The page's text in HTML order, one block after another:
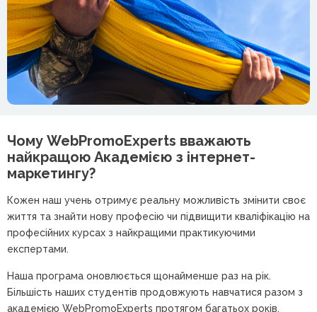
Чому WebPromoExperts вважають
найкращою Академією з інтернет-
маркетингу?
Кожен наш учень отримує реальну можливість змінити своє
життя та знайти нову професію чи підвищити кваліфікацію на
професійних курсах з найкращими практикуючими
експертами.
Наша програма оновлюється щонайменше раз на рік.
Більшість наших студентів продовжують навчатися разом з
академією WebPromoExperts протягом багатьох років,